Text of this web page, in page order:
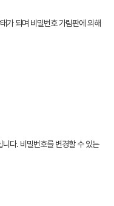
가 되며 비밀번호 가림판에 의해
다. 비밀번호를 변경할 수 있는